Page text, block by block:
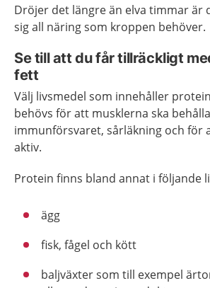
Dröjer det längre än elva timmar är
sig all näring som kroppen behöver.
Se till att du får tillräckligt
fett
Välj livsmedel som innehåller
behövs för att musklerna ska
immunförsvaret, sårläkning och för
aktiv.
Protein finns bland annat i följande
ägg
fisk, fågel och kött
baljväxter som till exempel